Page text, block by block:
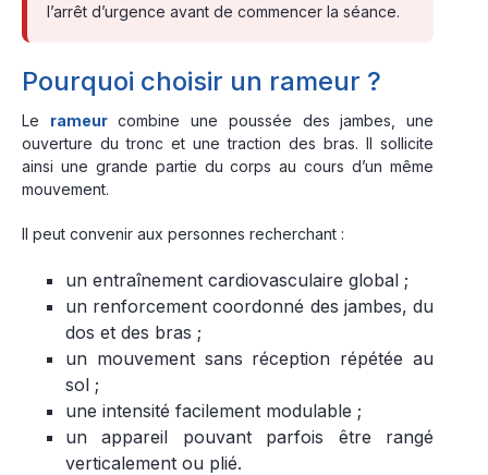
l’arrêt d’urgence avant de commencer la séance.
Pourquoi choisir un rameur ?
Le rameurcombine une poussée des jambes, une
ouverture du tronc et une traction des bras. Il sollicite
ainsi une grande partie du corps au cours d’un même
mouvement.
Il peut convenir aux personnes recherchant :
un entraînement cardiovasculaire global ;
un renforcement coordonné des jambes, du
dos et des bras ;
un mouvement sans réception répétée au
sol ;
une intensité facilement modulable ;
un appareil pouvant parfois être rangé
verticalement ou plié.